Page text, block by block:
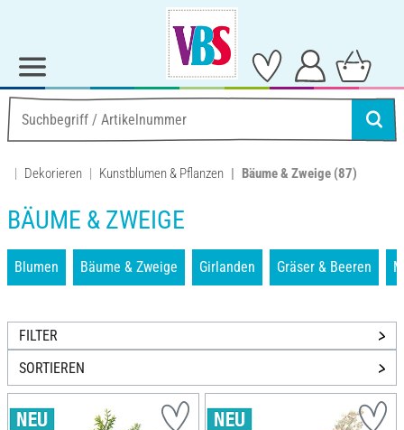
Dekorieren Kunstblumen & Pflanzen Bäume & Zweige (87)
BÄUME & ZWEIGE
Blumen Bäume & Zweige Girlanden Gräser & Beeren
FILTER
SORTIEREN